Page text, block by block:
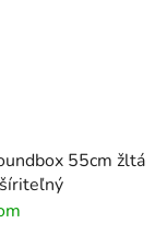
55cm žltá